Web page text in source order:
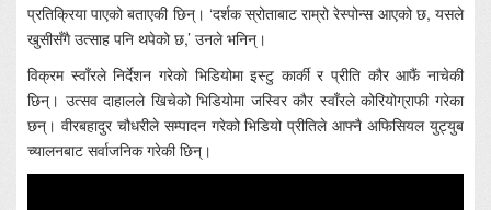
प्रतिक्रिया पाएको बताएकी छिन्। ‘दर्शक स्रोताबाट राम्रो रेस्पोन्स आएको छ, यसले
खुसीसँगै उत्साह पनि थपेको छ,’ उनले भनिन्।
विक्रम स्वाँरले निर्देशन गरेको भिडियोमा इस्टु कार्की र प्रीति कौर आफैं नाचेकी
छिन्। उत्सव दाहालले खिचेको भिडियोमा जस्विर कौर स्वाँरले कोरियोग्राफी गरेका
छन्। वीरबहादुर चौधरीले सम्पादन गरेको भिडियो प्रीतिले आफ्नै अफिसियल युट्युब
च्यालनबाट सर्वाजनिक गरेकी छिन्।